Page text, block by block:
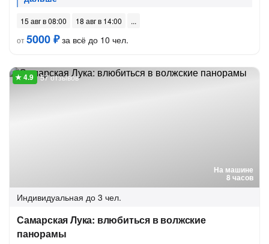
15 авг в 08:00
18 авг в 14:00
от5000 ₽за всё до 10 чел.
На машине
8 часов
57 отзывов
Индивидуальная до 3 чел.
Самарская Лука: влюбиться в волжские
панорамы